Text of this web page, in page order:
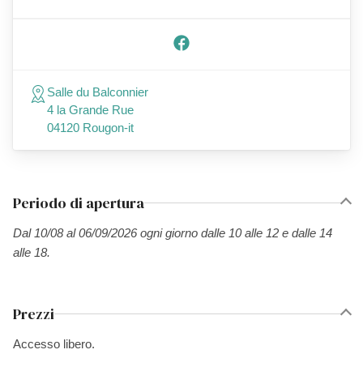
Periodo di apertura
Dal 10/08 al 06/09/2026 ogni giorno dalle 10 alle 12 e dalle 14
alle 18.
Prezzi
Accesso libero.
Salle du Balconnier
4 la Grande Rue
04120 Rougon-it